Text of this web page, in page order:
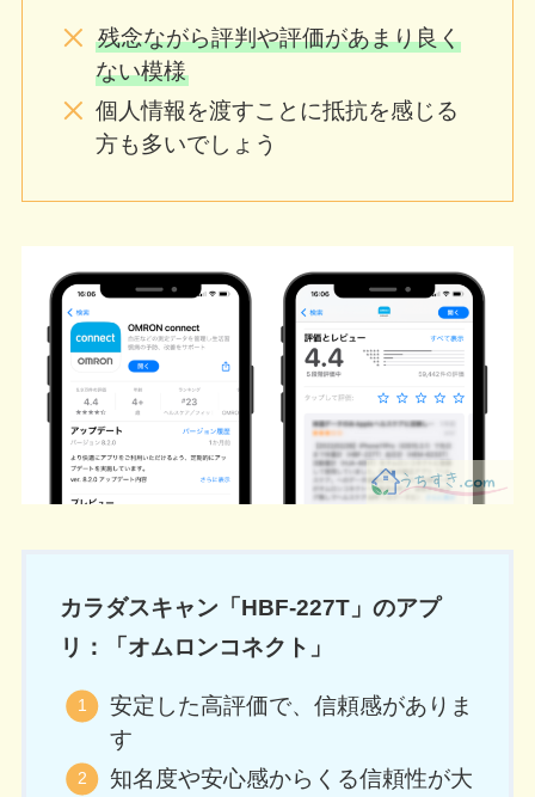
残念ながら評判や評価があまり良く
ない模様
個人情報を渡すことに抵抗を感じる
方も多いでしょう
カラダスキャン「HBF-227T」のアプ
リ：「オムロンコネクト」
安定した高評価で、信頼感がありま
す
知名度や安心感からくる信頼性が大